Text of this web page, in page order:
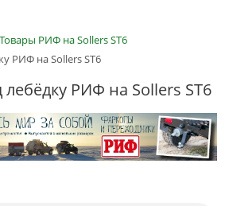
Товары РИФ на Sollers ST6
РИФ на Sollers ST6
РИФ на Sollers ST6